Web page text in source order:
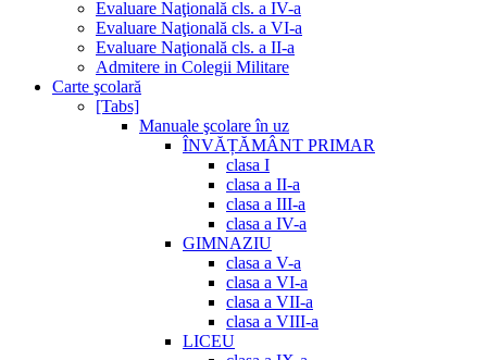
Evaluare Naţională cls. a IV-a
Evaluare Naţională cls. a VI-a
Evaluare Naţională cls. a II-a
Admitere in Colegii Militare
Carte şcolară
[Tabs]
Manuale şcolare în uz
ÎNVĂȚĂMÂNT PRIMAR
clasa I
clasa a II-a
clasa a III-a
clasa a IV-a
GIMNAZIU
clasa a V-a
clasa a VI-a
clasa a VII-a
clasa a VIII-a
LICEU